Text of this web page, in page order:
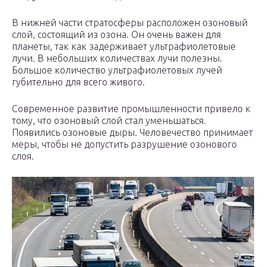
В нижней части стратосферы расположен озоновый
слой, состоящий из озона. Он очень важен для
планеты, так как задерживает ультрафиолетовые
лучи. В небольших количествах лучи полезны.
Большое количество ультрафиолетовых лучей
губительно для всего живого.
Современное развитие промышленности привело к
тому, что озоновый слой стал уменьшаться.
Появились озоновые дыры. Человечество принимает
меры, чтобы не допустить разрушение озонового
слоя.